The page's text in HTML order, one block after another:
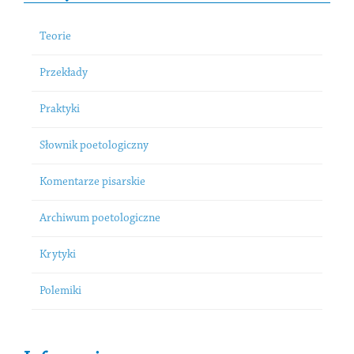
Teorie
Przekłady
Praktyki
Słownik poetologiczny
Komentarze pisarskie
Archiwum poetologiczne
Krytyki
Polemiki